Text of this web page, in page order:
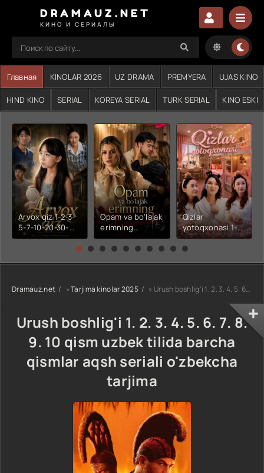
DRAMAUZ.NET
КИНО И СЕРИАЛЫ
Главная KINOLAR 2026 UZ DRAMA PREMYERA UJAS KINO
HIND KINO SERIAL KOREYA SERIAL TURK SERIAL KINO ESKI
Arvox qiz 1-2-3-
5-7-10-20-30-
50-60-70-80-
2026 HD skachat
Opam va bo'lajak
erimning
xiyonati 1-2-3-4-
5-6-7-10-20-30-
seriali uzbek
tilida Barcha
skachat
Qizlar
yotoqxonasi 1-2-
3-4-5-6-7-10-20-
30-50-60-70-80-
tilida Barcha
qismlar 2026 HD
Dramauz.net »Tarjima kinolar 2025 » Urush boshlig'i 1. 2. 3. 4. 5. 6. 7. 8. 9. 10 qism uzbek tilida barcha qismlar aqsh seriali o'zbekcha tarjima
Urush boshlig'i 1. 2. 3. 4. 5. 6. 7. 8.
9. 10 qism uzbek tilida barcha
qismlar aqsh seriali o'zbekcha
tarjima